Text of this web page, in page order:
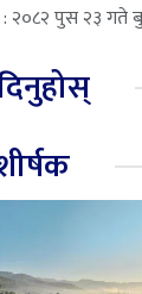
: २०८२ पुस २३ गते